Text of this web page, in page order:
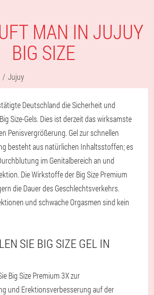
MAN IN JUJUY
BIG SIZE
Jujuy
Deutschland die Sicherheit und
Size-Gels. Dies ist derzeit das wirksamste
Penisvergrößerung. Gel zur schnellen
besteht aus natürlichen Inhaltsstoffen; es
im Genitalbereich an und
Die Wirkstoffe der Big Size Premium
die Dauer des Geschlechtsverkehrs.
und schwache Orgasmen sind kein
SIE BIG SIZE GEL IN
Big Size Premium 3X zur
und Erektionsverbesserung auf der